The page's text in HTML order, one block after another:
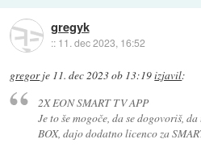
gregyk
:: 11. dec 2023, 16:52
gregorje 11. dec 2023 ob 13:19izjavil:
2X EON SMART TV APP
Je to še mogoče, da se dogovoriš,
BOX, dajo dodatno licenco za